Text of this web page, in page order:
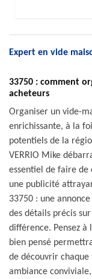
Expert en vide
33750 : comment
acheteurs
Organiser un vide-
enrichissante, à la
potentiels de la
VERRIO Mike
essentiel de faire de
une publicité
33750 : une
des détails précis
différence. Pensez à
bien pensé
de découvrir chaque
ambiance